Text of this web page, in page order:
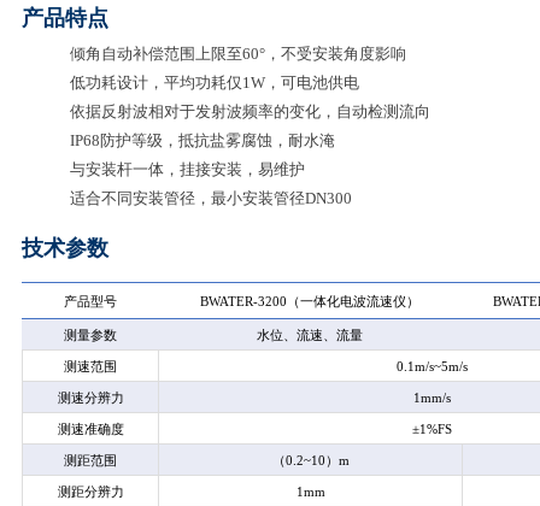
产品特点
倾角自动补偿范围上限至60°，不受安装角度影响
低功耗设计，平均功耗仅1W，可电池供电
依据反射波相对于发射波频率的变化，自动检测流向
IP68防护等级，抵抗盐雾腐蚀，耐水淹
与安装杆一体，挂接安装，易维护
适合不同安装管径，最小安装管径DN300
技术参数
产品型号 BWATER-3200 （一体化电波流速仪）
测量参数 水位、流速、流量
测速范围 0.1m/s~5m/s
测速分辨力 1mm/s
测速准确度 ±1%FS
测距范围 （0.2~10）m
测距分辨力 1mm